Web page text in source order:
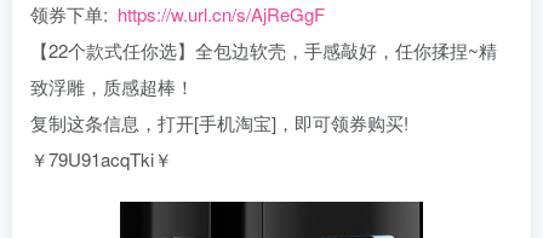
领券下单: https://w.url.cn/s/AjReGgF
【22个款式任你选】全包边软壳，手感敲好，任你揉捏~精
致浮雕，质感超棒！
复制这条信息，打开[手机淘宝]，即可领券购买!
￥79U91acqTki￥